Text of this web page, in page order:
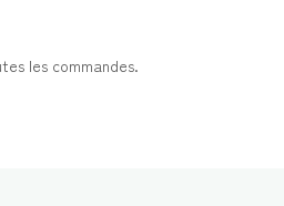
les commandes.